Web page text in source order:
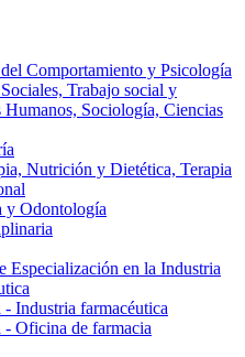
Comportamiento y Psicología
Trabajo social y
Humanos, Sociología, Ciencias
Nutrición y Dietética, Terapia
y Odontología
Especialización en la Industria
- Industria farmacéutica
- Oficina de farmacia